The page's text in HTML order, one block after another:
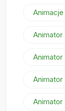
Animator
Animator
Animator
Animator